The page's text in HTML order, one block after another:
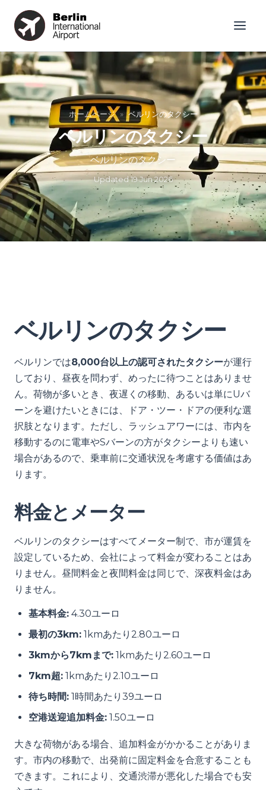
ホームページ » ベルリンのタクシー
ベルリンのタクシー
ベルリンのタクシー
Updated19 Jun 2026
ベルリンのタクシー
ベルリンでは8,000台以上の認可されたタクシーが運行
しており、昼夜を問わず、めったに待つことはありませ
ん。荷物が多いとき、夜遅くの移動、あるいは単にUバ
ーンを避けたいときには、ドア・ツー・ドアの便利な選
択肢となります。ただし、ラッシュアワーには、市内を
移動するのに電車やSバーンの方がタクシーよりも速い
場合があるので、乗車前に交通状況を考慮する価値はあ
ります。
料金とメーター
ベルリンのタクシーはすべてメーター制で、市が運賃を
設定しているため、会社によって料金が変わることはあ
りません。昼間料金と夜間料金は同じで、深夜料金はあ
りません。
基本料金: 4.30ユーロ
最初の3km: 1kmあたり2.80ユーロ
3kmから7kmまで: 1kmあたり2.60ユーロ
7km超: 1kmあたり2.10ユーロ
待ち時間: 1時間あたり39ユーロ
空港送迎追加料金: 1.50ユーロ
大きな荷物がある場合、追加料金がかかることがありま
す。市内の移動で、出発前に固定料金を合意することも
できます。これにより、交通渋滞が悪化した場合でも安